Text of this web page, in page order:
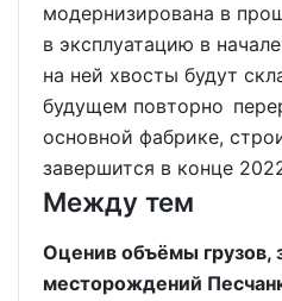
модернизирована в
в эксплуатацию в
на ней хвосты будут
будущем повторно
основной фабрике,
завершится в конце
Между тем
Оценив объёмы грузов,
месторождений